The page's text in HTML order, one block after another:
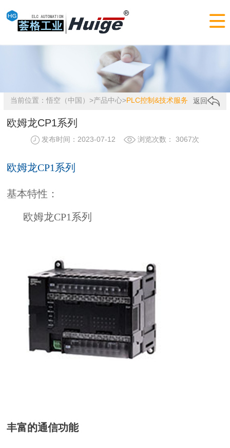

当前位置： 悟空（中国） >产品中心>PLC控制&技术服务 返回
欧姆龙CP1系列
发布时间：2023-07-12 浏览次数： 3067次
欧姆龙CP1系列
基本特性：
欧姆龙CP1系列
丰富的通信功能